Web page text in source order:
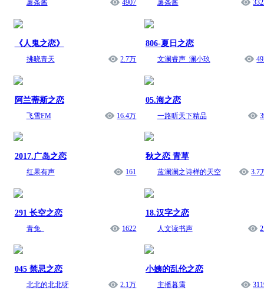
薯条酱 4907
《人鬼之恋》
拂晓青天 2.7万
阿兰蒂斯之恋
飞雪FM 16.4万
2017.广岛之恋
红果有声 161
291 长空之恋
青兔_ 1622
045 禁忌之恋
北北的北北呀 2.1万
薯条酱
806-夏日之恋
文澜睿声_澜小玖
05.海之恋
一路听天下精品
秋之恋 青草
蓝澜澜之诗样的天空 3.7
18.汉字之恋
人文读书声
小姨的乱伦之恋
主播暮霭